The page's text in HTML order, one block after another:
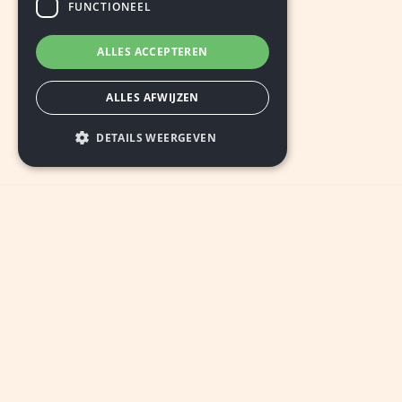
FUNCTIONEEL
ALLES ACCEPTEREN
ALLES AFWIJZEN
DETAILS WEERGEVEN